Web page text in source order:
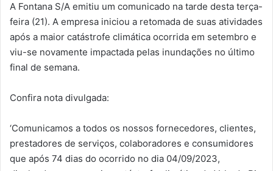
A Fontana S/A emitiu um comunicado na tarde desta terça-
feira (21). A empresa iniciou a retomada de suas atividades
após a maior catástrofe climática ocorrida em setembro e
viu-se novamente impactada pelas inundações no último
final de semana.
Confira nota divulgada:
‘Comunicamos a todos os nossos fornecedores, clientes,
prestadores de serviços, colaboradores e consumidores
que após 74 dias do ocorrido no dia 04/09/2023,